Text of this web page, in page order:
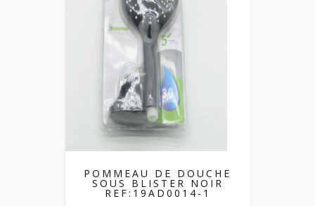
POMMEAU DE DOUCHE
SOUS BLISTER NOIR
REF:19AD0014-1